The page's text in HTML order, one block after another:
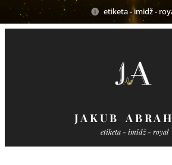
etiketa - imidž -
J A K U B A B R A
etiketa - imidž - royal